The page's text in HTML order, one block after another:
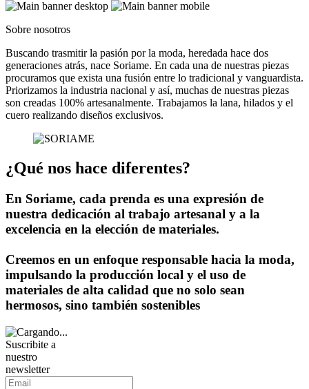
Sobre nosotros
Buscando trasmitir la pasión por la moda, heredada hace dos
generaciones atrás, nace Soriame. En cada una de nuestras piezas
procuramos que exista una fusión entre lo tradicional y vanguardista.
Priorizamos la industria nacional y así, muchas de nuestras piezas
son creadas 100% artesanalmente. Trabajamos la lana, hilados y el
cuero realizando diseños exclusivos.
¿Qué nos hace diferentes?
En Soriame, cada prenda es una expresión de
nuestra dedicación al trabajo artesanal y a la
excelencia en la elección de materiales.
Creemos en un enfoque responsable hacia la moda,
impulsando la producción local y el uso de
materiales de alta calidad que no solo sean
hermosos, sino también sostenibles
Suscribite a
nuestro
newsletter